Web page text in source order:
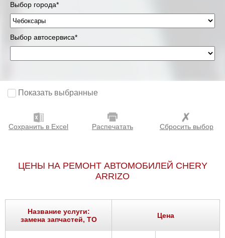
Выбор города*
Выбор автосервиса*
Показать выбранные
Сохранить в Excel Распечатать Сбросить выбор
ЦЕНЫ НА РЕМОНТ АВТОМОБИЛЕЙ CHERY
ARRIZO
Название услуги:
замена запчастей, ТО
Цена